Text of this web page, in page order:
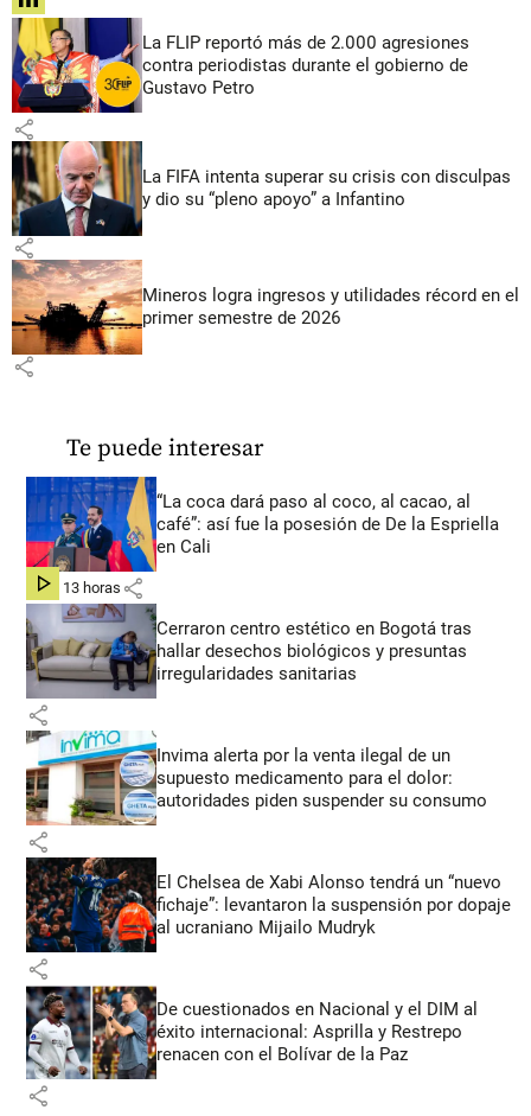
La FLIP reportó más de 2.000 agresiones
contra periodistas durante el gobierno de
Gustavo Petro
share
La FIFA intenta superar su crisis con disculpas
y dio su “pleno apoyo” a Infantino
share
Mineros logra ingresos y utilidades récord en el
primer semestre de 2026
share
Te puede interesar
“La coca dará paso al coco, al cacao, al
café”: así fue la posesión de De la Espriella
en Cali
hace 13 horas share
Cerraron centro estético en Bogotá tras
hallar desechos biológicos y presuntas
irregularidades sanitarias
share
Invima alerta por la venta ilegal de un
supuesto medicamento para el dolor:
autoridades piden suspender su consumo
share
El Chelsea de Xabi Alonso tendrá un “nuevo
fichaje”: levantaron la suspensión por dopaje
al ucraniano Mijailo Mudryk
share
De cuestionados en Nacional y el DIM al
éxito internacional: Asprilla y Restrepo
renacen con el Bolívar de la Paz
share